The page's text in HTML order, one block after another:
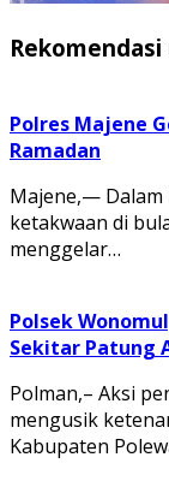
Polres Majene
Ramadan
Majene,— Dalam
ketakwaan di
menggelar…
Polsek
Sekitar Patung
Polman,– Aksi
mengusik
Kabupaten